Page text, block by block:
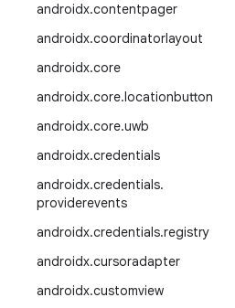
androidx.contentpager
androidx.coordinatorlayout
androidx.core
androidx.core.locationbutton
androidx.core.uwb
androidx.credentials
androidx.credentials.
providerevents
androidx.credentials.registry
androidx.cursoradapter
androidx.customview